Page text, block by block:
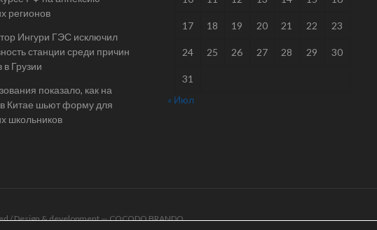
регионов
Ингури ГЭС исключил
станции среди причин
в Грузии
показало, как на
Китае шьют форму для
школьников
17 18 19 20 21 22 23
24 25 26 27 28 29 30
31
« Июл
/ Design & development —COCODO BRANDO